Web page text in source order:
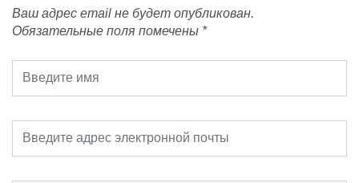
Ваш адрес email не будет опубликован.
Обязательные поля помечены *